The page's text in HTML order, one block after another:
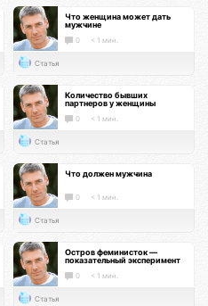
Что женщина может дать
мужчине
0 < 1 мин.
Статья
Количество бывших
партнеров у женщины
0 < 1 мин.
Статья
Что должен мужчина
0 < 1 мин.
Статья
Остров феминисток —
показательный эксперимент
0 < 1 мин.
Статья